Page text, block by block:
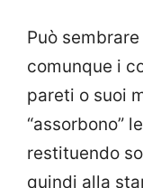
Può
comunque i
pareti o suoi
“assorbono”
restituendo
quindi alla